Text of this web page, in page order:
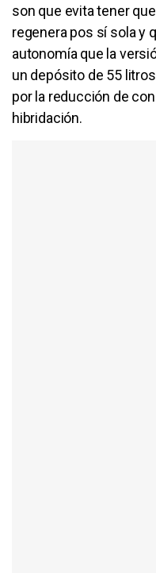
son que evita tener
regenera pos sí sola y
autonomía que la
un depósito de 55
por la reducción de
hibridación.